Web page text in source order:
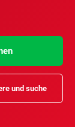
und suche